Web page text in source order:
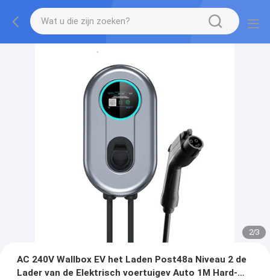
2/3
AC 240V Wallbox EV het Laden Post48a Niveau 2 de
Lader van de Elektrisch voertuigev Auto 1M Hard-